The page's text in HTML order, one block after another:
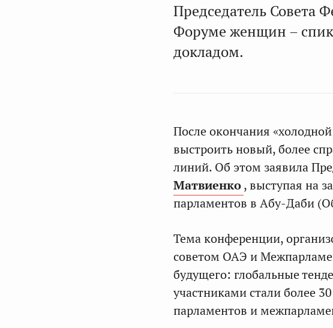
Председатель Совета
Форуме женщин –
докладом.
После окончания
выстроить новый, более
линий. Об этом заявила
Матвиенко, выступая на
парламентов в Абу-Даби
Тема конференции,
советом ОАЭ и
будущего: глобальные
участниками стали более
парламентов и